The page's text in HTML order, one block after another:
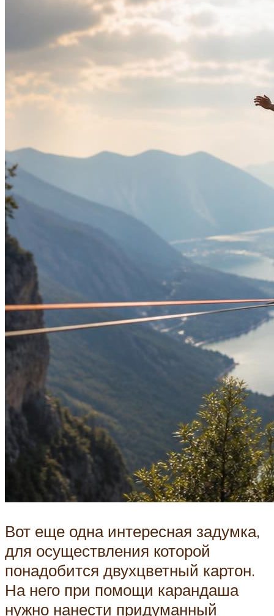
Вот еще одна интересная задумка,
для осуществления которой
понадобится двухцветный картон.
На него при помощи карандаша
нужно нанести придуманный